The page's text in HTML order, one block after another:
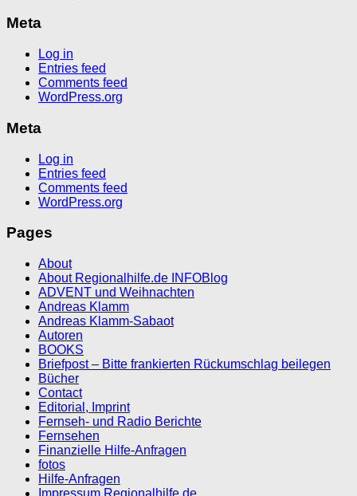
Meta
Log in
Entries feed
Comments feed
WordPress.org
Meta
Log in
Entries feed
Comments feed
WordPress.org
Pages
About
About Regionalhilfe.de INFOBlog
ADVENT und Weihnachten
Andreas Klamm
Andreas Klamm-Sabaot
Autoren
BOOKS
Briefpost – Bitte frankierten Rückumschlag beilegen
Bücher
Contact
Editorial, Imprint
Fernseh- und Radio Berichte
Fernsehen
Finanzielle Hilfe-Anfragen
fotos
Hilfe-Anfragen
Impressum Regionalhilfe.de